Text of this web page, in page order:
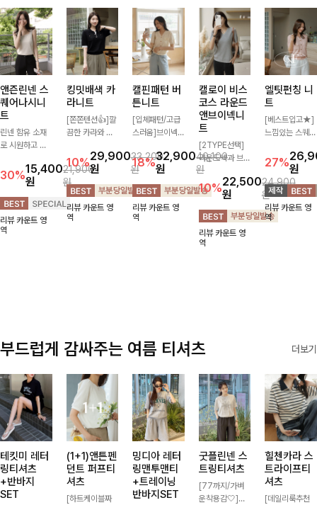
앤즌린넨 스
퀘어나시니
트
린넨 함유 소재
로 시원하고 쾌
좋은 나시 니트
🌿 깔끔한 스퀘
어넥 디자인이
쇄골 라인을 더
욱 여리하고 여
성스럽게 연출해
30%15,400
원
21,900
원
리뷰 카운트 영
역
킹밋배색 카
라니트
[쫀쫀텐션👍]깔
끔한 카라와 반
만나 하나만 입
어도 완성도 높
은 스타일링을
연출해드려요 부
담 없이 즐기기
좋은 데일리 니
10%29,900
원
33,200
원
리뷰 카운트 영
역
캘핀패턴 버
튼니트
[입체패턴/고급
스러움]브이넥
패턴이 어우러져
포인트 있게 즐
기기 좋은 가디
건 🤍 가볍게 걸
쳐주기만 해도
스타일리시한 무
18%32,900
원
40,100
원
리뷰 카운트 영
역
캘로이 비스
코스 라운드
앤브이넥니
트
[2TYPE선택]
라운드넥과 브이
넥 두 가지 디자
인으로 취향에
맞게 선택 가능
한 베이직 니트
🤍 깔끔한 실루
엣과 부드러운
착용감으로 단독
10%22,500
원
24,900
원
리뷰 카운트 영
역
엘팃펀칭 니
트
[베스트입고★]
느낌있는 스퀘어
으로 세련됨이
묻어나는 니트:)
시원쫀쫀함 가
득, 여성스러운
룩을 완성해봐요
♡
27%원
리뷰 카운트 영
역
부드럽게 감싸주는 여름 티셔츠 더보기
테킷미 레터
링티셔츠
+반바지
SET
(1+1)앤튼펜
던트 퍼프티
셔츠
[하트케이블짜
밍디아 레터
링맨투맨티
+트레이닝
반바지SET
굿플린넨 스
트링티셔츠
[77까지/가벼
운착용감🤍]린
힐첸카라 스
트라이프티
셔츠
[데일리룩추천